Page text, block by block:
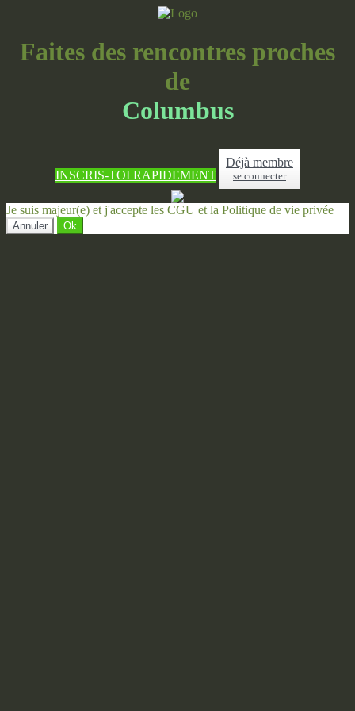
Faites des rencontres proches
de
Columbus
INSCRIS-TOI RAPIDEMENT
Déjà membre
se connecter
Je suis majeur(e) et j'accepte les CGU et la Politique de vie privée
Annuler Ok